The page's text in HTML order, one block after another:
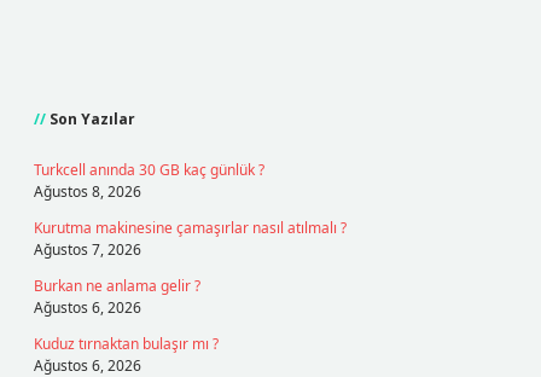
Son Yazılar
Turkcell anında 30 GB kaç günlük ?
Ağustos 8, 2026
Kurutma makinesine çamaşırlar nasıl atılmalı ?
Ağustos 7, 2026
Burkan ne anlama gelir ?
Ağustos 6, 2026
Kuduz tırnaktan bulaşır mı ?
Ağustos 6, 2026